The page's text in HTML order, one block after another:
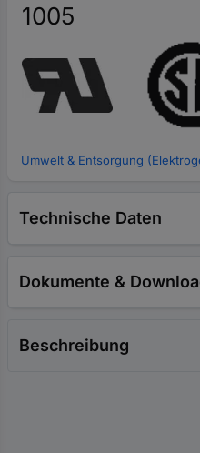
1005
Umwelt & Entsorgung
Technische Daten
Dokumente &
Beschreibung